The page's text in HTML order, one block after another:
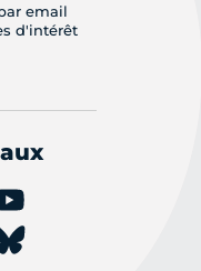
email
d'intérêt